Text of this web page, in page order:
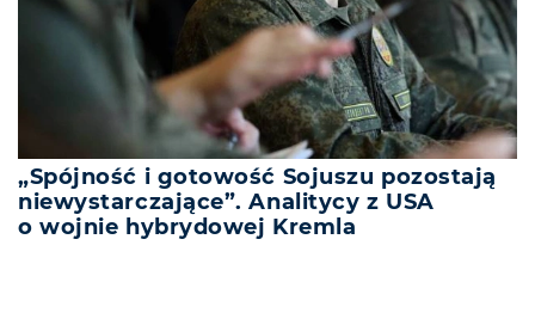
„Spójność i gotowość Sojuszu pozostają
niewystarczające”. Analitycy z USA
o wojnie hybrydowej Kremla